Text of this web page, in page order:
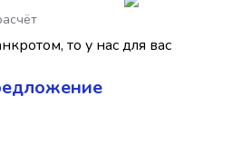
то у нас для вас